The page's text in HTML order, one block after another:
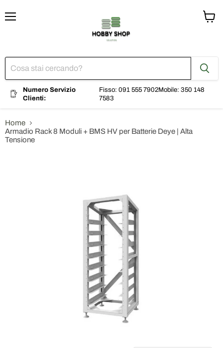
Numero Servizio
Clienti:
Fisso: 091 555 7902Mobile: 350 148
7583
Home
Armadio Rack 8 Moduli + BMS HV per Batterie Deye | Alta
Tensione